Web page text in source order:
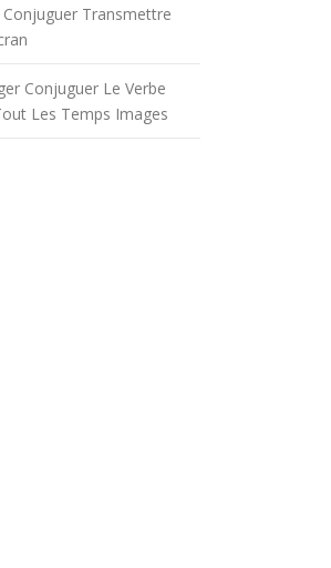
Transmettre
Conjuguer Le Verbe
Les Temps Images